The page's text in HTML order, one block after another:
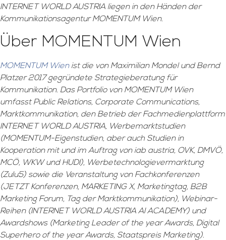
INTERNET WORLD AUSTRIA liegen in den Händen der
Kommunikationsagentur MOMENTUM Wien.
Über MOMENTUM Wien
MOMENTUM Wienist die von Maximilian Mondel und Bernd
Platzer 2017 gegründete Strategieberatung für
Kommunikation. Das Portfolio von MOMENTUM Wien
umfasst Public Relations, Corporate Communications,
Marktkommunikation, den Betrieb der Fachmedienplattform
INTERNET WORLD AUSTRIA, Werbemarktstudien
(MOMENTUM-Eigenstudien, aber auch Studien in
Kooperation mit und im Auftrag von iab austria, OVK, DMVÖ,
MCÖ, WKW und HUDI), Werbetechnologievermarktung
(Zulu5) sowie die Veranstaltung von Fachkonferenzen
(JETZT Konferenzen, MARKETING X, Marketingtag, B2B
Marketing Forum, Tag der Marktkommunikation), Webinar-
Reihen (INTERNET WORLD AUSTRIA AI ACADEMY) und
Awardshows (Marketing Leader of the year Awards, Digital
Superhero of the year Awards, Staatspreis Marketing).